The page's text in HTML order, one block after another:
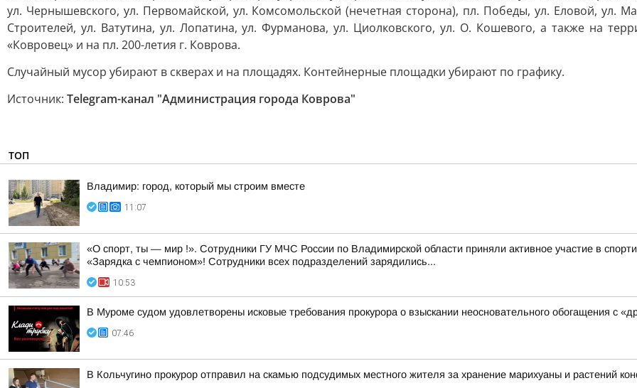
ул. Чернышевского, ул. Первомайской, ул. Комсомольской (нечетная сторона), пл. Победы, ул. Еловой, ул.
Строителей, ул. Ватутина, ул. Лопатина, ул. Фурманова, ул. Циолковского, ул. О. Кошевого, а также на
«Ковровец» и на пл. 200-летия г. Коврова.
Случайный мусор убирают в скверах и на площадях. Контейнерные площадки убирают по графику.
Источник: Telegram-канал "Администрация города Коврова"
ТОП
Владимир: город, который мы строим вместе
11:07
«О спорт, ты — мир !». Сотрудники ГУ МЧС России по Владимирской области приняли активное участие в
«Зарядка с чемпионом»! Сотрудники всех подразделений зарядились...
10:53
В Муроме судом удовлетворены исковые требования прокурора о взыскании неосновательного обогащения с
07:46
В Кольчугино прокурор отправил на скамью подсудимых местного жителя за хранение марихуаны и растений